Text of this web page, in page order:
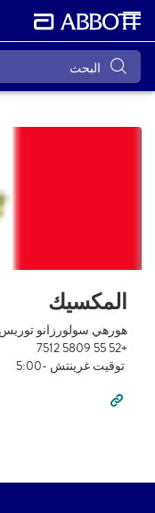
المكسيك
هورهي سولورزانو توريس ‎
+52 55 5809 7512
‬‬‬‬‬ توقيت غرينتش -5:00